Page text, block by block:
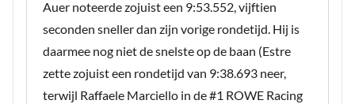
Auer noteerde zojuist een 9:53.552, vijftien
seconden sneller dan zijn vorige rondetijd. Hij is
daarmee nog niet de snelste op de baan (Estre
zette zojuist een rondetijd van 9:38.693 neer,
terwijl Raffaele Marciello in de #1 ROWE Racing